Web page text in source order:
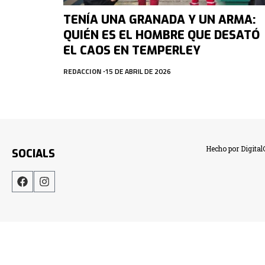
TENÍA UNA GRANADA Y UN ARMA:
QUIÉN ES EL HOMBRE QUE DESATÓ
EL CAOS EN TEMPERLEY
REDACCION 15 DE ABRIL DE 2026
SOCIALS Hecho por